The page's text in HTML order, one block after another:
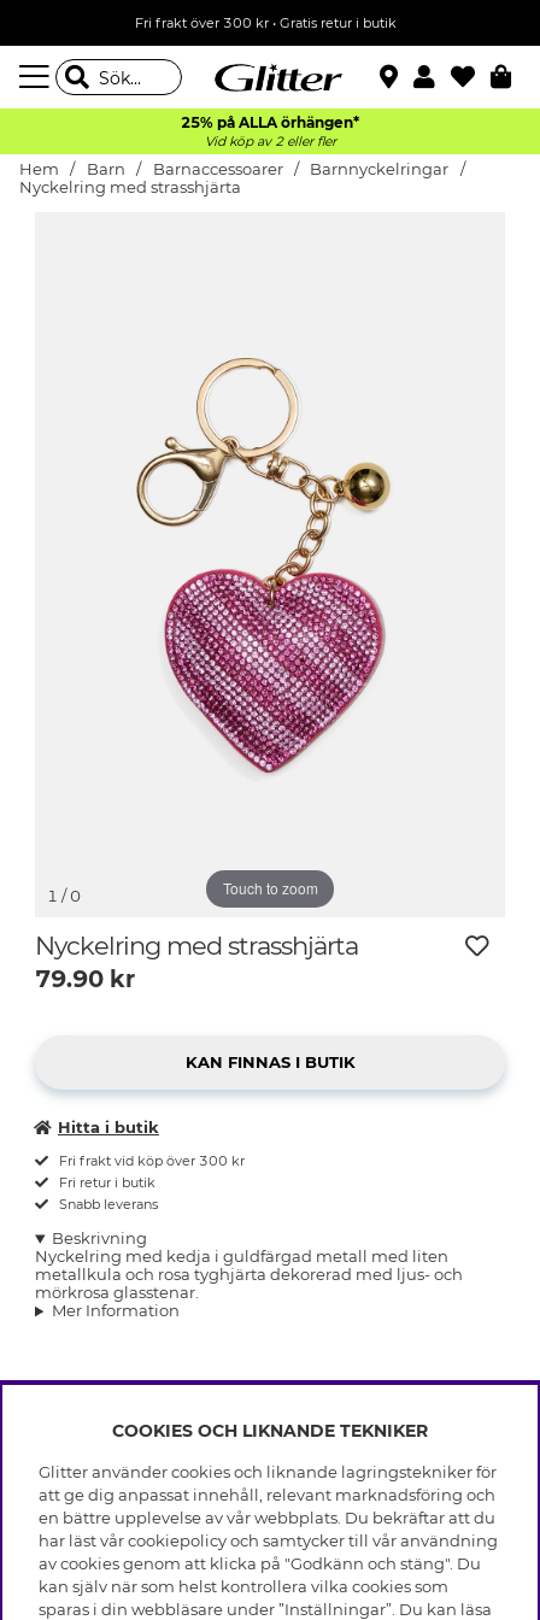
Fri frakt över 300 kr• Gratis retur i butik
25% på ALLA örhängen*
Vid köp av 2 eller fler
Hem Barn Barnaccessoarer
Barnnyckelringar
Nyckelring med strasshjärta
Touch to zoom
1 / 0
Nyckelring med strasshjärta
79.90 kr
Hitta i butik
Fri frakt vid köp över 300 kr
Fri retur i butik
Snabb leverans
Beskrivning
Nyckelring med kedja i guldfärgad metall med liten
metallkula och rosa tyghjärta dekorerad med ljus- och
mörkrosa glasstenar.
Mer Information
INFO
Leverans
Villkor
Integritetspolicy
Cookies
Medlemsvillkor
OM GLITTER
Black Friday
Våra butiker
Varumärken
HJÄLP
Vanliga frågor
COOKIES OCH LIKNANDE TEKNIKER
Glitter använder cookies och liknande lagringstekniker för
att ge dig anpassat innehåll, relevant marknadsföring och
en bättre upplevelse av vår webbplats. Du bekräftar att du
har läst vår cookiepolicy och samtycker till vår användning
av cookies genom att klicka på "Godkänn och stäng". Du
kan själv när som helst kontrollera vilka cookies som
sparas i din webbläsare under ”Inställningar”. Du kan läsa